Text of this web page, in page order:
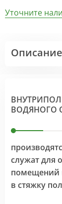
Уточните
Описание
ВОДЯНОГО
служат для
помещений
в стяжку